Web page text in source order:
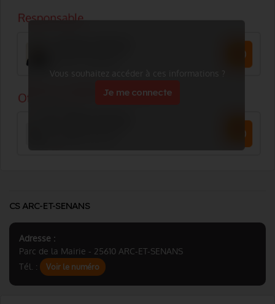
Vous souhaitez accéder à ces informations ?
Je me connecte
CS ARC-ET-SENANS
Adresse :
Parc de la Mairie - 25610 ARC-ET-SENANS
Tél. :
Voir le numéro